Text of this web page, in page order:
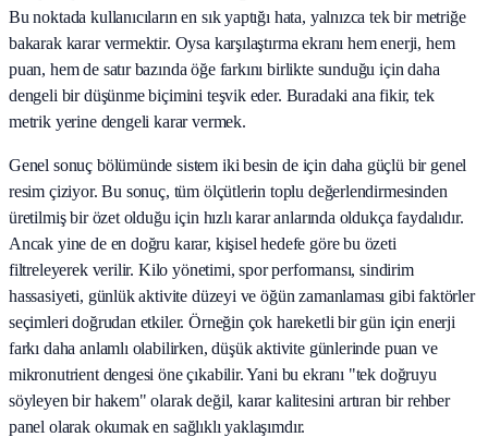
Bu noktada kullanıcıların en sık yaptığı hata, yalnızca tek bir metriğe
bakarak karar vermektir. Oysa karşılaştırma ekranı hem enerji, hem
puan, hem de satır bazında öğe farkını birlikte sunduğu için daha
dengeli bir düşünme biçimini teşvik eder. Buradaki ana fikir, tek
metrik yerine dengeli karar vermek.
Genel sonuç bölümünde sistem iki besin de için daha güçlü bir genel
resim çiziyor. Bu sonuç, tüm ölçütlerin toplu değerlendirmesinden
üretilmiş bir özet olduğu için hızlı karar anlarında oldukça faydalıdır.
Ancak yine de en doğru karar, kişisel hedefe göre bu özeti
filtreleyerek verilir. Kilo yönetimi, spor performansı, sindirim
hassasiyeti, günlük aktivite düzeyi ve öğün zamanlaması gibi faktörler
seçimleri doğrudan etkiler. Örneğin çok hareketli bir gün için enerji
farkı daha anlamlı olabilirken, düşük aktivite günlerinde puan ve
mikronutrient dengesi öne çıkabilir. Yani bu ekranı "tek doğruyu
söyleyen bir hakem" olarak değil, karar kalitesini artıran bir rehber
panel olarak okumak en sağlıklı yaklaşımdır.